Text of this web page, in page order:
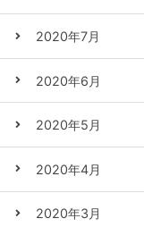
2020年7月
2020年6月
2020年5月
2020年4月
2020年3月